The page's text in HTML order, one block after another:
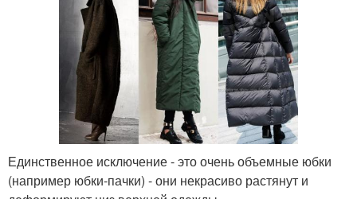
Единственное исключение - это очень объемные юбки
(например юбки-пачки) - они некрасиво растянут и